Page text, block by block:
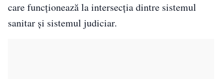
care funcționează la intersecția dintre sistemul
sanitar și sistemul judiciar.